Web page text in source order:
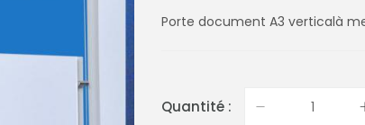
Porte document A3 verticalà
Quantité :